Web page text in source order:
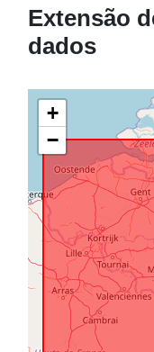
Extensão
dados
+
−